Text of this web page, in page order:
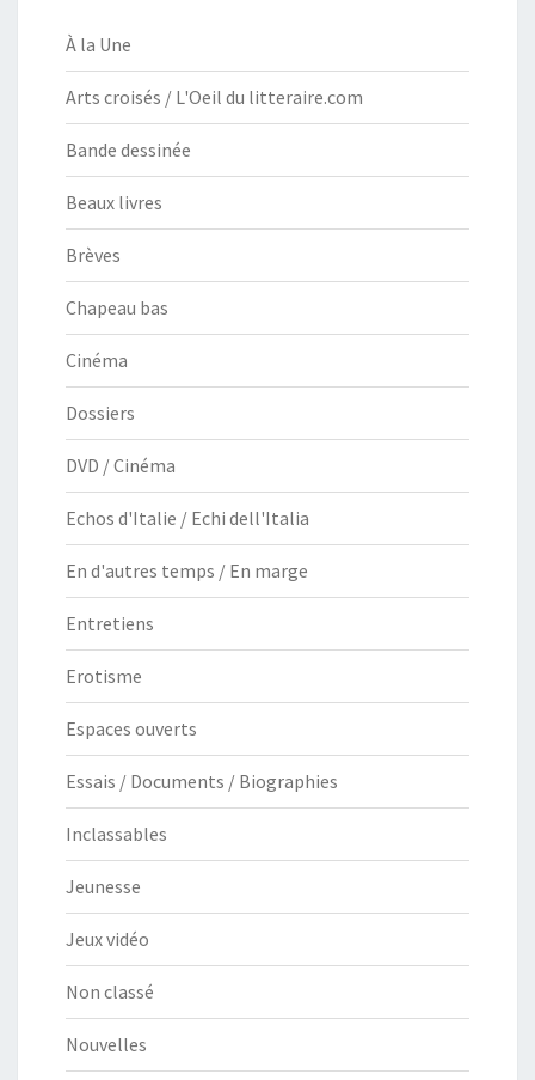
À la Une
Arts croisés / L'Oeil du litteraire.com
Bande dessinée
Beaux livres
Brèves
Chapeau bas
Cinéma
Dossiers
DVD / Cinéma
Echos d'Italie / Echi dell'Italia
En d'autres temps / En marge
Entretiens
Erotisme
Espaces ouverts
Essais / Documents / Biographies
Inclassables
Jeunesse
Jeux vidéo
Non classé
Nouvelles